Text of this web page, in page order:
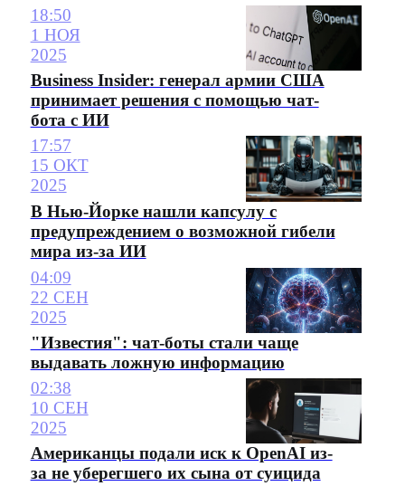
18:50
1 НОЯ
2025
Business Insider: генерал армии США
принимает решения с помощью чат-
бота с ИИ
17:57
15 ОКТ
2025
В Нью-Йорке нашли капсулу с
предупреждением о возможной гибели
мира из-за ИИ
04:09
22 СЕН
2025
"Известия": чат-боты стали чаще
выдавать ложную информацию
02:38
10 СЕН
2025
Американцы подали иск к OpenAI из-
за не уберегшего их сына от суицида